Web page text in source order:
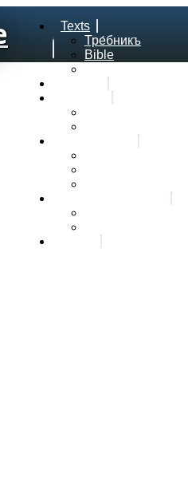
Texts
Тре́бникъ
Bible